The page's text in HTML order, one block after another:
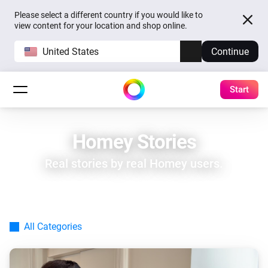
Please select a different country if you would like to
view content for your location and shop online.
United States Continue
Start
Homey Stories
Real stories by real Homey users.
All Categories